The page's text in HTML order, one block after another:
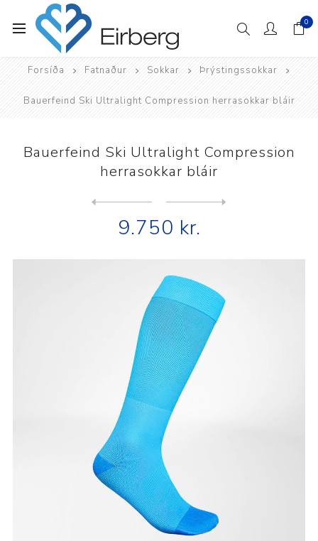
0
Forsíða Fatnaður Sokkar Þrýstingssokkar
Bauerfeind Ski Ultralight Compression herrasokkar bláir
Bauerfeind Ski Ultralight Compression
herrasokkar bláir
9.750 kr.